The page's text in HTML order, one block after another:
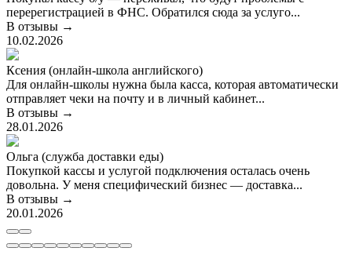
перерегистрацией в ФНС. Обратился сюда за услуго...
В отзывы →
10.02.2026
Ксения (онлайн-школа английского)
Для онлайн-школы нужна была касса, которая автоматически
отправляет чеки на почту и в личный кабинет...
В отзывы →
28.01.2026
Ольга (служба доставки еды)
Покупкой кассы и услугой подключения осталась очень
довольна. У меня специфический бизнес — доставка...
В отзывы →
20.01.2026